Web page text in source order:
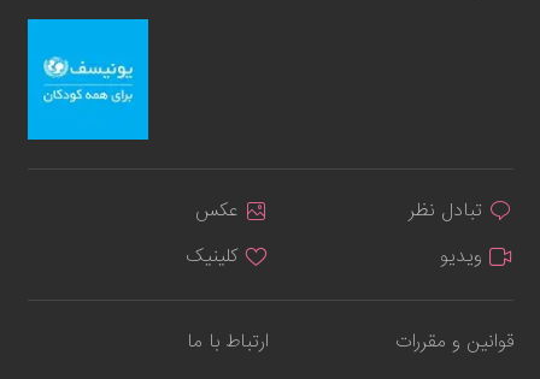
تبادل نظر
عکس
ویدیو
کلینیک
قوانین و مقررات ارتباط با ما